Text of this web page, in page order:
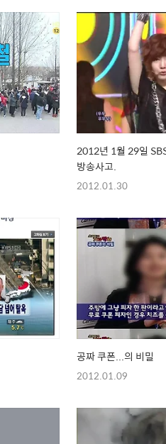
2012년 1월 29일
방송사고.
2012.01.30
공짜 쿠폰...의 비밀
2012.01.09